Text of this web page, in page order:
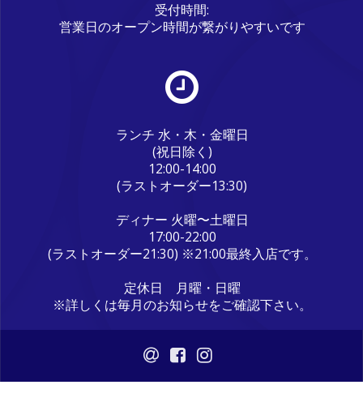
受付時間:
営業日のオープン時間が繋がりやすいです
ランチ 水・木・金曜日
(祝日除く)
12:00-14:00
(ラストオーダー13:30)
ディナー 火曜〜土曜日
17:00-22:00
(ラストオーダー21:30) ※21:00最終入店です。
定休日 月曜・日曜
※詳しくは毎月のお知らせをご確認下さい。